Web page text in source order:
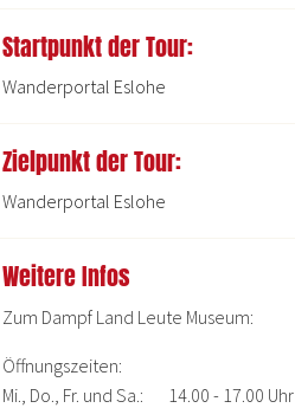
Startpunkt der Tour:
Wanderportal Eslohe
Zielpunkt der Tour:
Wanderportal Eslohe
Weitere Infos
Zum Dampf Land Leute Museum:
Öffnungszeiten:
Mi., Do., Fr. und Sa.: 14.00 - 17.00 Uhr